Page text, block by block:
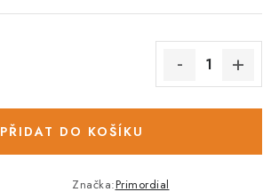
PŘIDAT DO KOŠÍKU
Značka:Primordial